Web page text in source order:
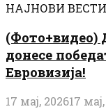
НАЈНОВИ ВЕСТИ
(Фото+видео)
донесе
Евровизија!
17 мај, 202617